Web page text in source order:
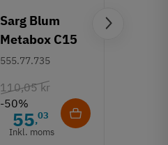
Sarg Blum
Metabox C15
320 M - højde
555.77.735
110,05 kr
-50%
55,03
Inkl. moms